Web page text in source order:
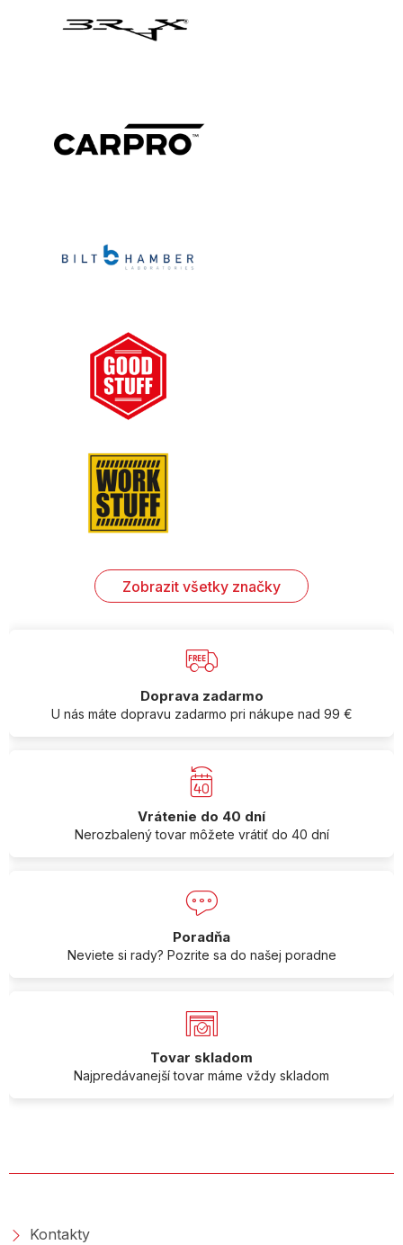
Zobrazit všetky značky
Doprava zadarmo
U nás máte dopravu zadarmo pri nákupe nad 99 €
Vrátenie do 40 dní
Nerozbalený tovar môžete vrátiť do 40 dní
Poradňa
Neviete si rady? Pozrite sa do našej poradne
Tovar skladom
Najpredávanejší tovar máme vždy skladom
Kontakty